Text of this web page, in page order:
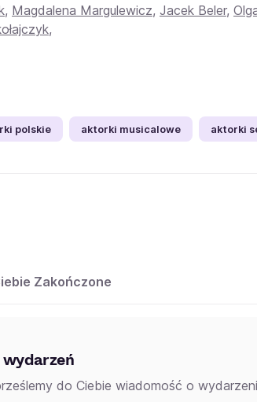
, Magdalena Margulewicz, Jacek Beler,
,
polskie aktorki musicalowe aktorki
Zakończone
do Ciebie wiadomość o